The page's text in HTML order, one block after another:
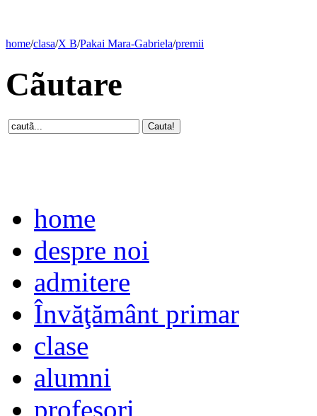
home/clasa/X B/Pakai Mara-Gabriela/premii
Cãutare
home
despre noi
admitere
Învăţământ primar
clase
alumni
profesori